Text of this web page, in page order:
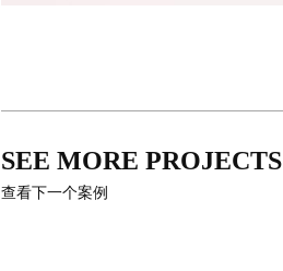
SEE MORE PROJECTS
查看下一个案例